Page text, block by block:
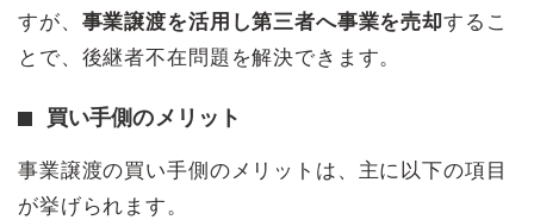
すが、 事業譲渡を活用し第三者へ事業を売却するこ
とで、後継者不在問題を解決できます。
買い手側のメリット
事業譲渡の買い手側のメリットは、主に以下の項目
が挙げられます。